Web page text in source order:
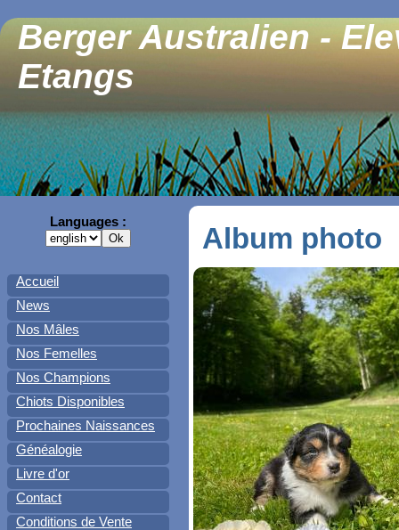
Berger Australien -
Etangs
Languages :
Accueil
News
Nos Mâles
Nos Femelles
Nos Champions
Chiots Disponibles
Prochaines Naissances
Généalogie
Livre d'or
Contact
Conditions de Vente
Album photo